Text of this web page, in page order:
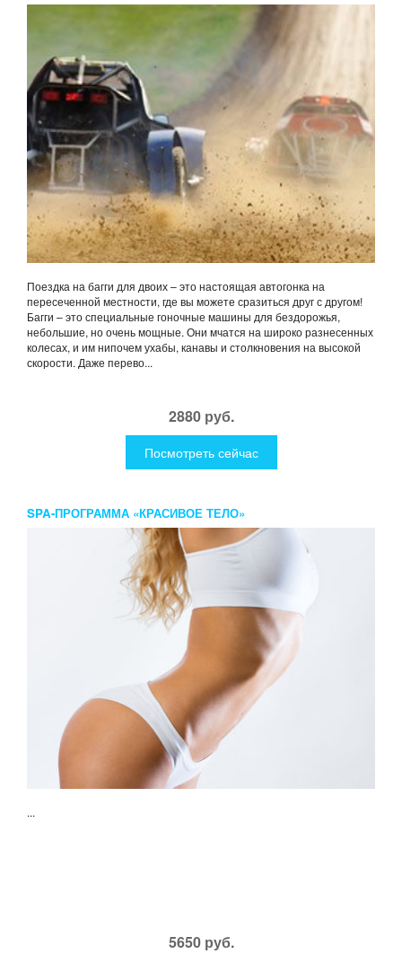
Поездка на багги для двоих – это настоящая автогонка на
пересеченной местности, где вы можете сразиться друг с другом!
Багги – это специальные гоночные машины для бездорожья,
небольшие, но очень мощные. Они мчатся на широко разнесенных
колесах, и им нипочем ухабы, канавы и столкновения на высокой
скорости. Даже перево...
2880 руб.
Посмотреть сейчас
SPA-ПРОГРАММА «КРАСИВОЕ ТЕЛО»
...
5650 руб.